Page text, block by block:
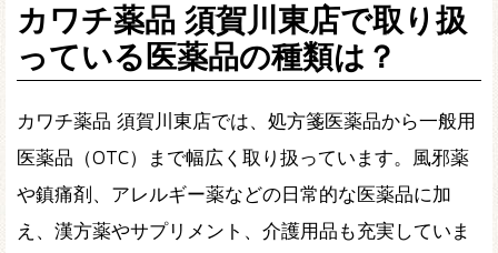
カワチ薬品 須賀川東店で取り扱
っている医薬品の種類は？
カワチ薬品 須賀川東店では、処方箋医薬品から一般用
医薬品（OTC）まで幅広く取り扱っています。風邪薬
や鎮痛剤、アレルギー薬などの日常的な医薬品に加
え、漢方薬やサプリメント、介護用品も充実していま